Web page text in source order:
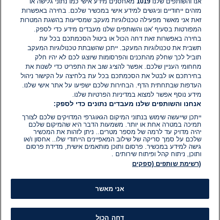
מפנה אותי להרשמה מחודשת ואחרי שאני מנסה להירשם
מופיעה הודעה שאי אפשר להירשם מחדש כי לא נרשמתי
במערכת. בושה וחרפה על שירות מקוון כזה גרוע עבור
צורך כ''כ חשוב ובסיסי. על זה מבוזבזים כספי משלם
המיסים?
הגב 0
0
מזהים ייחודיים וניגשים למידע אישי במכשיר שלכם. בחירה באפשרות
זאת אני מאשר מפעילה טכנולוגיות מעקב שמסייעות בהשגת המטרות
המפורטות בסעיף 'אנו והשותפים שלנו מעבדים מידע כדי לספק.
בחירה באפשרות זאת דחה הכול או ביטול הסכמתכם בכל עת
תשבית את טכנולוגיות המעקב. ייתכן שהשבתת טכנולוגיות המעקב
תוביל לכך שחלק מהתכנים והפרסומות שיוצגו לכם לא יהיו חלק
מחחומי העניין שלכם. אפשר להציג שוב את התפריט כדי לשנות את
בחירתכם או לבטל את הסכמתכם בכל עת בלחיצה על הקישור ניהול
העדפות שבתחתית הדף. הבחירות שלכם ישפיעו על אתר אישי שלנו.
מידע נוסף אפשר למצוא במדיניות הפרטיות שלנו.
אנחנו והשותפים שלנו מעבדים נתונים כדי לספק:
ייתכן שייעשה שימוש בנתוני המיקום הגאוגרפי המדויקים שלכם לצורך
תמיכה במטרה אחת או יותר. משמעות הדבר היא שהמיקום שלכם
יהיה מדויק עד לרמה של מספר מטרים.. ניתן לזהות את המכשיר
שלכם על סמך סריקה של שילוב המאפיינים הייחודי שלו.. אחסון ו/או
גישה למידע במכשיר. פרסום ותוכן מותאמים אישית, מדידת פרסום
ותוכן, ניתוח קהל ופיתוח שירותים .
(רשימת שותפים (ספקים
אני מאשר
דחה הכול